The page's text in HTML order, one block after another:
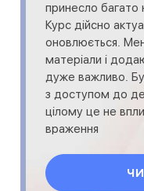
принесло багато
Курс дійсно
оновлюється.
матеріали і
дуже важливо.
з доступом до
цілому це не
враження